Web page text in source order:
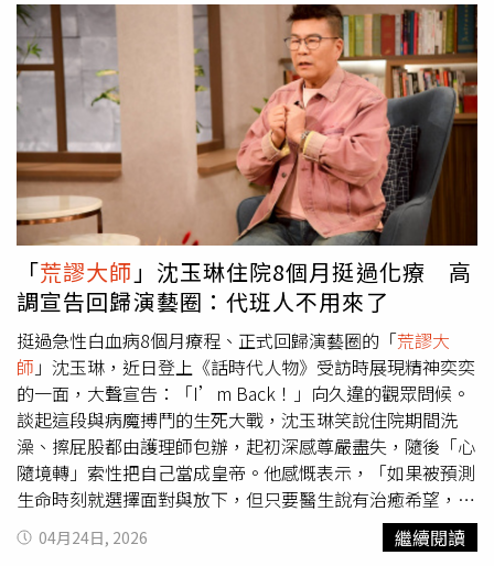
的位子啦！」
速、頭重腳輕等症狀，直至掛急診才發現血紅素已低到
2.6，遠低於正常男性13至14的標準值。對此，萬芳醫院癌
症中心主任邱宗傑解釋，白血病主因與年齡增長後的基因突
變有關，隨著細胞修復功能退化，罹病風險也會提升。「無
毒教母」毒物科護理師譚敦慈則提醒，日常生活中應盡量避
免接觸輻射及有機溶劑等高風險因子。經歷這場大病後，沈
玉琳也鼓勵大家，與其檢討過去，更重要的是把握當下、積
極接受治療。談起化療過程中最難熬的副作用，沈玉琳苦笑
表示，最無法接受的其實是痔瘡問題，住院時甚至一度嚴重
出血，讓護理師當場嚇壞。此外，談到化療帶來的身體影
響，譚敦慈也提醒，化療期間因免疫力下降，即使只是被蚊
子叮咬，都可能引發嚴重感染，後果不容輕忽。她也建議，
化療期間務必要避免食用生食及隔夜食物，以降低感染風
險，並維持良好的飲食與衛生習慣，協助身體順利度過治療
期。此外，沈玉琳也在節目中首次體驗由武術教練李筱娟帶
領的太極療法，動作看似緩慢，實際上則需要全身協調配
合，並結合呼吸與經絡調理，李教練也鼓勵癌友每週規律訓
練三到五次，有助於改善疲勞、舒緩焦慮失眠等，沈玉琳親
自體驗後更忍不住直言：「這比潘若迪的有氧舞蹈還難！」
沈玉琳在首次體驗太極療法，直呼比有氧舞蹈難。（圖／
TVBS提供）
「荒謬大師 」沈玉琳住院8個月挺過化療 高
調宣告回歸演藝圈：代班人不用來了
挺過急性白血病8個月療程、正式回歸演藝圈的「荒謬大
師 」沈玉琳，近日登上《話時代人物》受訪時展現精神奕奕
的一面，大聲宣告：「I’m Back！」向久違的觀眾問候。
談起這段與病魔搏鬥的生死大戰，沈玉琳笑說住院期間洗
澡、擦屁股都由護理師包辦，起初深感尊嚴盡失，隨後「心
隨境轉」索性把自己當成皇帝。他感慨表示，「如果被預測
生命時刻就選擇面對與放下，但只要醫生說有治癒希望，就
千萬不要放棄」。沈玉琳坦言，住院期間雖未寫遺書，但曾
口頭向小17歲愛妻芽芽交代後事，電話那頭妻子泣不成聲。
04月24日, 2026 繼續閱讀